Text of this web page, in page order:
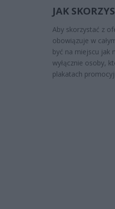
JAK
Aby skorzystać z
obowiązuje w
być na miejscu jak
wyłącznie osoby,
plakatach